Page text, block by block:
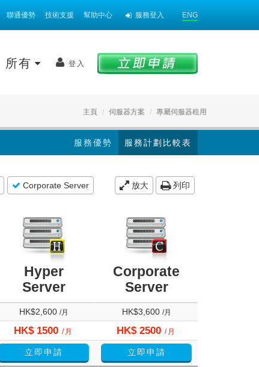
聯通優勢 技術支援 幫助中心 服務登入 ENG
所有 登入
主頁 伺服器方案 專屬伺服器租用
服務計劃比較表
服務優勢
Corporate Server 放大 列印
Hyper
Server
Corporate
Server
HK$2,600 /月 HK$3,600 /月
HK$ 1500 /月 HK$ 2500 /月
立即申請 立即申請